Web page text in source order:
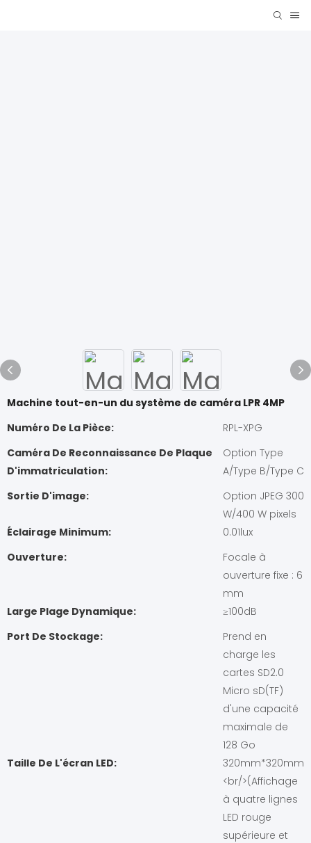
Machine tout-en-un du système de caméra LPR 4MP
Numéro De La Pièce:
RPL-XPG
Caméra De Reconnaissance De Plaque
D'immatriculation:
Option Type
A/Type B/Type C
Sortie D'image:
Option JPEG 300
W/400 W pixels
Éclairage Minimum:
0.01lux
Ouverture:
Focale à
ouverture fixe : 6
mm
Large Plage Dynamique:
≥100dB
Port De Stockage:
Prend en
charge les
cartes SD2.0
Micro sD(TF)
d'une capacité
maximale de
128 Go
Taille De L'écran LED:
320mm*320mm
<br/>(Affichage
à quatre lignes
LED rouge
supérieure et